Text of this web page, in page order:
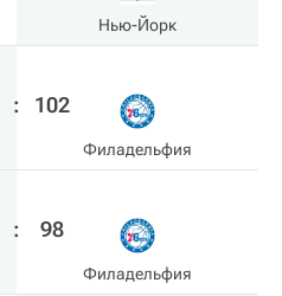
Нью-Йорк
: 102
Филадельфия
: 98
Филадельфия